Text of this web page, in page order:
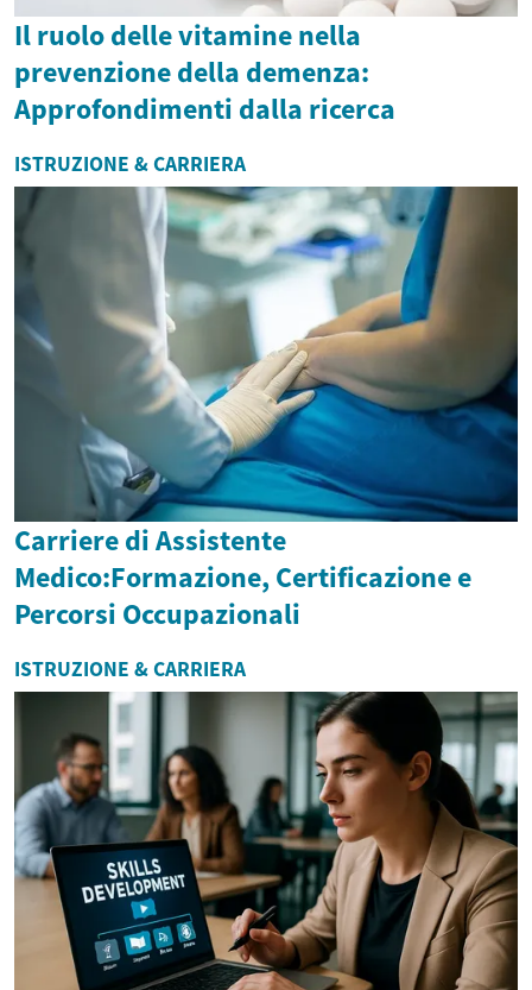
Il ruolo delle vitamine nella
prevenzione della demenza:
Approfondimenti dalla ricerca
ISTRUZIONE & CARRIERA
Carriere di Assistente
Medico:Formazione, Certificazione e
Percorsi Occupazionali
ISTRUZIONE & CARRIERA